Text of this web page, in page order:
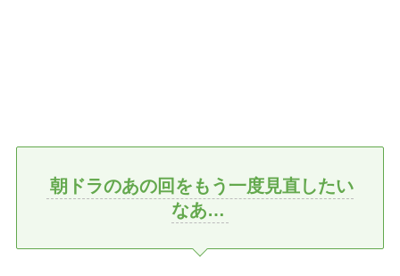
朝ドラのあの回をもう一度見直したい
なあ…